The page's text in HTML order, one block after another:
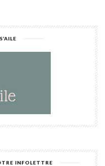
INFOLETTRE